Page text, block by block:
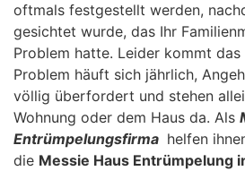
oftmals festgestellt werden,
gesichtet wurde, das Ihr
Problem hatte. Leider kommt
Problem häuft sich jährlich,
völlig überfordert und stehen
Wohnung oder dem Haus da. Als
Entrümpelungsfirma helfen
die Messie Haus Entrümpelung